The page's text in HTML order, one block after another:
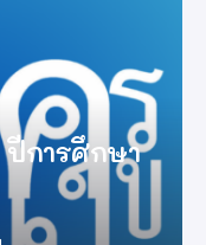
การศึกษา